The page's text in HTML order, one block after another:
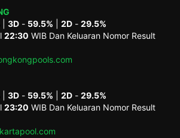
3D - 59.5% 2D - 29.5%
22:30 WIB Dan Keluaran Nomor Result
3D - 59.5% 2D - 29.5%
23:20 WIB Dan Keluaran Nomor Result